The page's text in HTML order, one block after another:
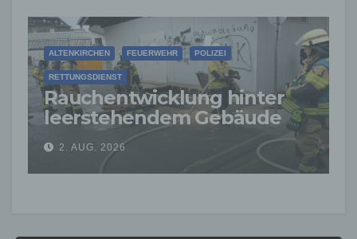
ALTENKIRCHEN FEUERWEHR POLIZEI
RETTUNGSDIENST
Rauchentwicklung hinter
leerstehendem Gebäude
sorgt für Feuerwehreinsatz
2. AUG. 2026